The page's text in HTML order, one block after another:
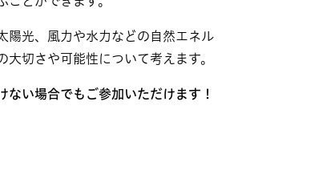
光、風力や水力などの自然エネル
切さや可能性について考えます。
ない場合でもご参加いただけます！